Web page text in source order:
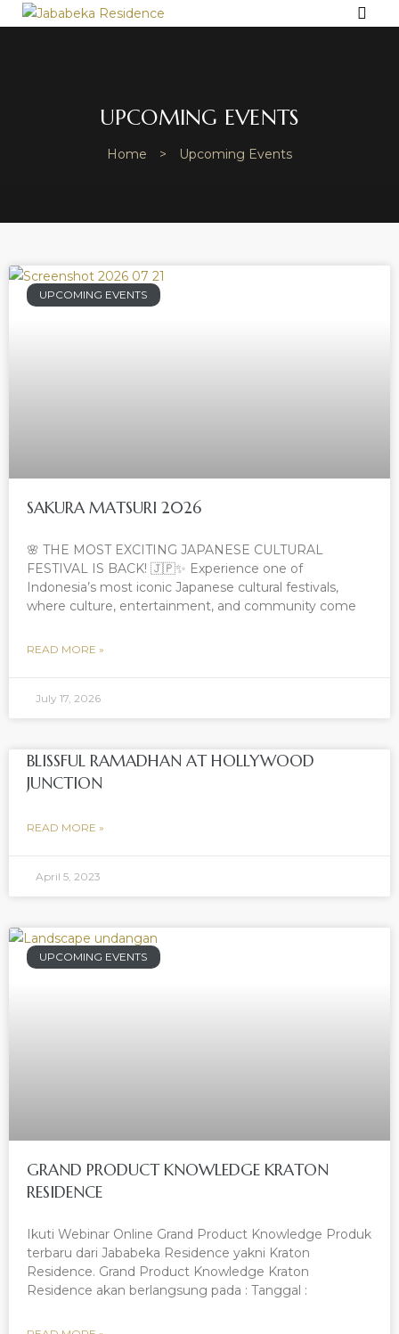
RESIDENCE
of
UPCOMING EVENTS
Home > Upcoming Events
UPCOMING EVENTS
SAKURA MATSURI 2026
🌸 THE MOST EXCITING JAPANESE CULTURAL
FESTIVAL IS BACK! 🇯🇵✨ Experience one of
Indonesia’s most iconic Japanese cultural festivals,
where culture, entertainment, and community come
READ MORE »
July 17, 2026
BLISSFUL RAMADHAN AT HOLLYWOOD
JUNCTION
READ MORE »
April 5, 2023
UPCOMING EVENTS
GRAND PRODUCT KNOWLEDGE KRATON
RESIDENCE
Ikuti Webinar Online Grand Product Knowledge Produk
terbaru dari Jababeka Residence yakni Kraton
Residence. Grand Product Knowledge Kraton
Residence akan berlangsung pada : Tanggal :